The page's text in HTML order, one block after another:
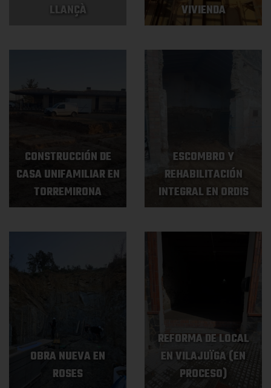
LLANÇÀ
VIVIENDA
CONSTRUCCIÓN DE
CASA UNIFAMILIAR EN
TORREMIRONA
ESCOMBRO Y
REHABILITACIÓN
INTEGRAL EN ORDIS
OBRA NUEVA EN
ROSES
REFORMA DE LOCAL
EN VILAJUÏGA (EN
PROCESO)